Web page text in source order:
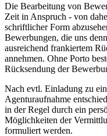
Die Bearbeitung von
Zeit in Anspruch - von
schriftlicher Form
Bewerbungen, die uns
ausreichend frankiertem
annehmen. Ohne Porto
Rücksendung der
Nach evtl. Einladung zu
Agenturaufnahme
in der Regel durch ein
Möglichkeiten der
formuliert werden.